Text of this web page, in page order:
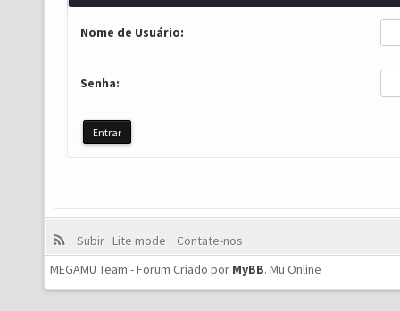
Nome de Usuário:
Senha:
Subir Lite mode
Contate-nos
MEGAMU Team - Forum Criado por MyBB. Mu Online